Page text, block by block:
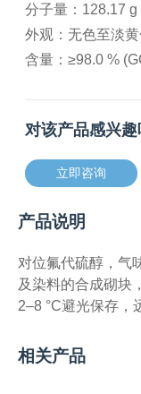
分子量：128.17 g
外观：无色至淡黄
含量：≥98.0 %
对该产品感兴趣
立即咨询
产品说明
对位氟代硫醇，气
及染料的合成砌块
2–8 °C避光保存，
相关产品